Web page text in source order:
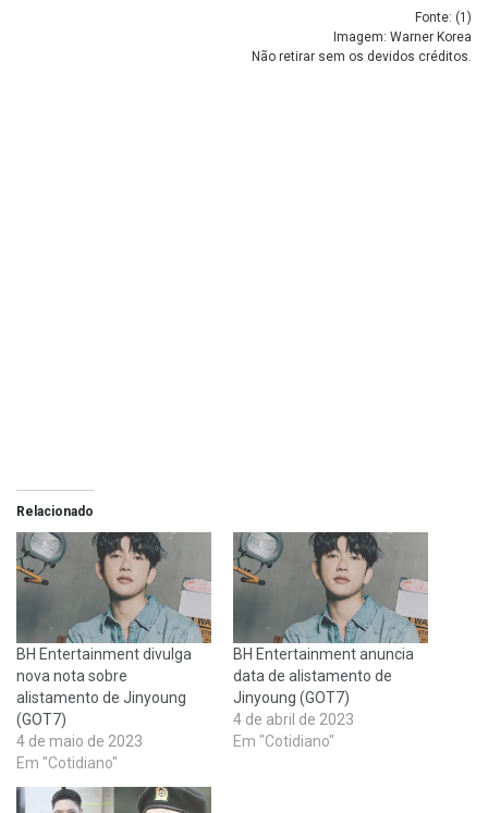
Fonte: (1 )
Imagem: Warner Korea
Não retirar sem os devidos créditos.
Relacionado
BH Entertainment divulga
nova nota sobre
alistamento de Jinyoung
(GOT7)
4 de maio de 2023
Em "Cotidiano"
BH Entertainment anuncia
data de alistamento de
Jinyoung (GOT7)
4 de abril de 2023
Em "Cotidiano"